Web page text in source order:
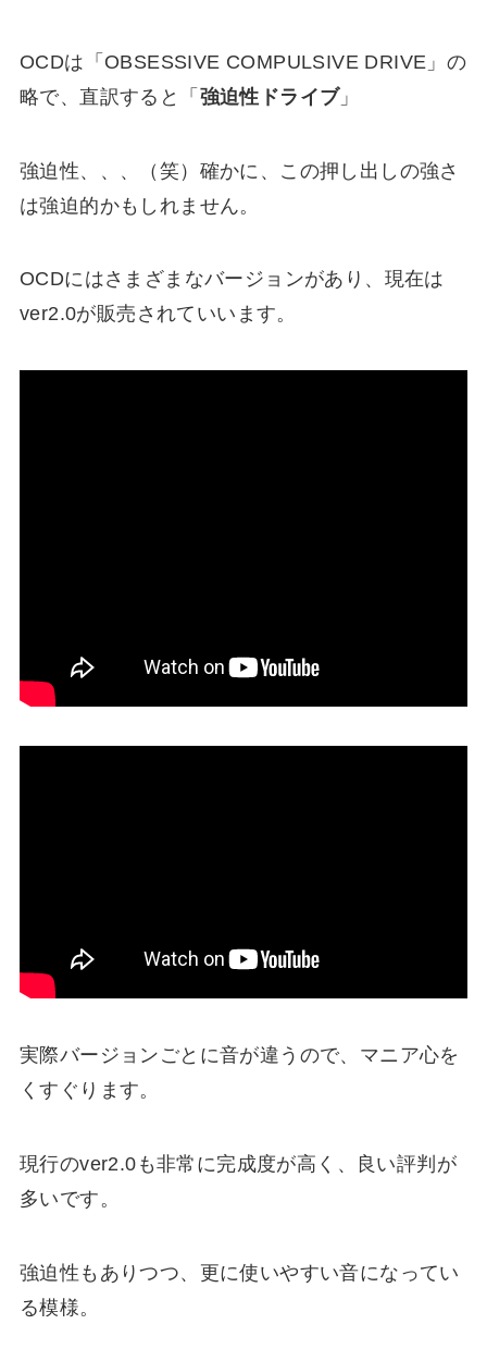
OCDは「OBSESSIVE COMPULSIVE DRIVE」の
略で、直訳すると「 強迫性ドライブ」
強迫性、、、（笑）確かに、この押し出しの強さ
は強迫的かもしれません。
OCDにはさまざまなバージョンがあり、現在は
ver2.0が販売されていいます。
実際バージョンごとに音が違うので、マニア心を
くすぐります。
現行のver2.0も非常に完成度が高く、良い評判が
多いです。
強迫性もありつつ、更に使いやすい音になってい
る模様。